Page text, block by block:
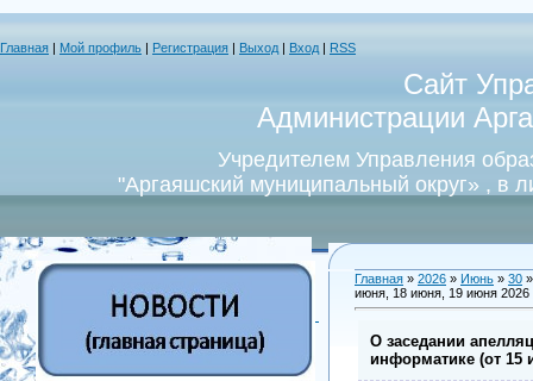
Главная Мой профиль Регистрация Выход Вход RSS
Сайт
Администрации
Учредителем Управления
"Аргаяшский муниципальный округ» , в
Главная » 2026 » Июнь » 30
июня, 18 июня, 19 июня 2026
О заседании
информатике (от 15